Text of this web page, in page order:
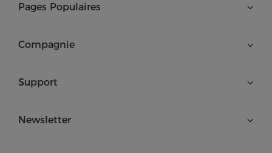
Pages Populaires
Compagnie
Support
Newsletter